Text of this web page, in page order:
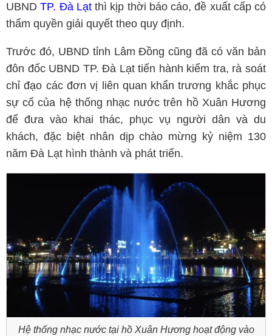
UBNDTP. Đà Lạtthì kịp thời báo cáo, đề xuất cấp có
thẩm quyền giải quyết theo quy định.
Trước đó, UBND tỉnh Lâm Đồng cũng đã có văn bản
đôn đốc UBND TP. Đà Lạt tiến hành kiểm tra, rà soát
chỉ đạo các đơn vị liên quan khẩn trương khắc phục
sự cố của hệ thống nhạc nước trên hồ Xuân Hương
để đưa vào khai thác, phục vụ người dân và du
khách, đặc biệt nhân dịp chào mừng kỷ niệm 130
năm Đà Lạt hình thành và phát triển.
Hệ thống nhạc nước tại hồ Xuân Hương hoạt động vào